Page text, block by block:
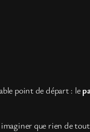
point de départ : le
que rien de